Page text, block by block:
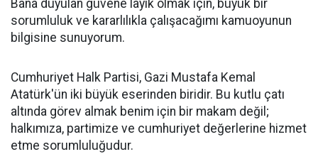
Bana duyulan güvene layık olmak için, büyük bir
sorumluluk ve kararlılıkla çalışacağımı kamuoyunun
bilgisine sunuyorum.
Cumhuriyet Halk Partisi, Gazi Mustafa Kemal
Atatürk'ün iki büyük eserinden biridir. Bu kutlu çatı
altında görev almak benim için bir makam değil;
halkımıza, partimize ve cumhuriyet değerlerine hizmet
etme sorumluluğudur.